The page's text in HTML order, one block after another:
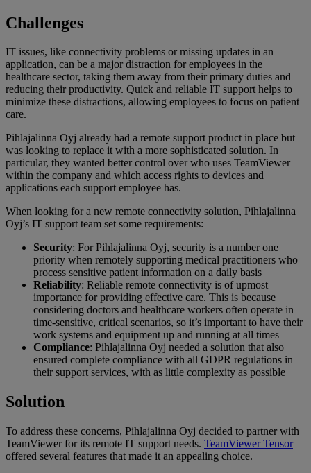
Challenges
IT issues, like connectivity problems or missing updates in an
application, can be a major distraction for employees in the
healthcare sector, taking them away from their primary duties and
reducing their productivity. Quick and reliable IT support helps to
minimize these distractions, allowing employees to focus on patient
care.
Pihlajalinna Oyj already had a remote support product in place but
was looking to replace it with a more sophisticated solution. In
particular, they wanted better control over who uses TeamViewer
within the company and which access rights to devices and
applications each support employee has.
When looking for a new remote connectivity solution, Pihlajalinna
Oyj’s IT support team set some requirements:
Security: For Pihlajalinna Oyj, security is a number one
priority when remotely supporting medical practitioners who
process sensitive patient information on a daily basis
Reliability: Reliable remote connectivity is of upmost
importance for providing effective care. This is because
considering doctors and healthcare workers often operate in
time-sensitive, critical scenarios, so it’s important to have their
work systems and equipment up and running at all times
Compliance: Pihlajalinna Oyj needed a solution that also
ensured complete compliance with all GDPR regulations in
their support services, with as little complexity as possible
Solution
To address these concerns, Pihlajalinna Oyj decided to partner with
TeamViewer for its remote IT support needs. TeamViewer Tensor
offered several features that made it an appealing choice.